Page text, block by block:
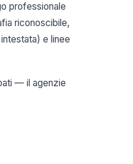
professionale
riconoscibile,
e linee
— il agenzie